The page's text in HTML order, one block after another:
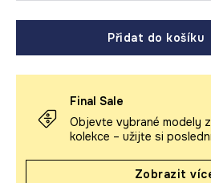
Přidat do košíku
Final Sale
Objevte vybrané modely
kolekce – užijte si
Zobrazit